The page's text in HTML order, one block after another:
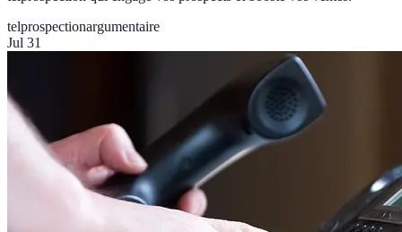
telprospectionargumentaire
Jul 31